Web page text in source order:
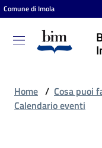
Vai al contenuto
Vai alla navigazione
Vai al footer
Comune di Imola
Biblioteca
comunale
Home / Cosa puoi
Calendario eventi